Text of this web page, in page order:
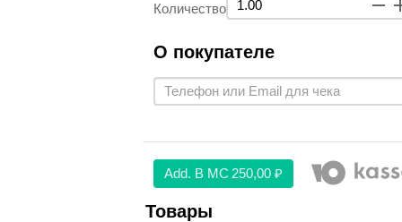
Количество
О покупателе
Аdd. В МС 250,00 ₽
Товары